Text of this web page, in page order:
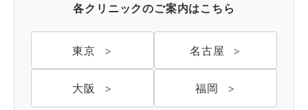
各クリニックのご案内はこちら
東京 名古屋
大阪 福岡
大阪 梅田(本院) 東京 新宿